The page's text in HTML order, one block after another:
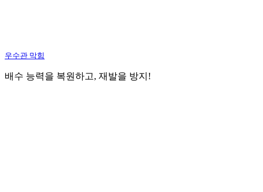
우수관 막힘
배수 능력을 복원하고, 재발을 방지!